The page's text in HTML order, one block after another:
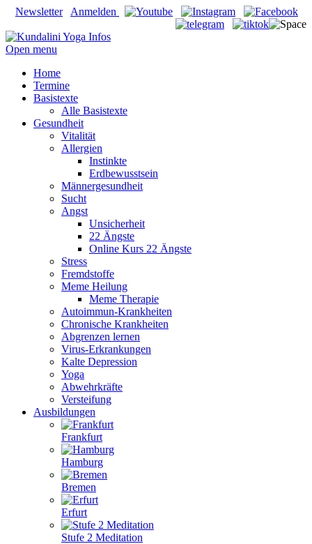
Newsletter Anmelden
Open menu
Home
Termine
Basistexte
Alle Basistexte
Gesundheit
Vitalität
Allergien
Instinkte
Erdbewusstsein
Männergesundheit
Sucht
Angst
Unsicherheit
22 Ängste
Online Kurs 22 Ängste
Stress
Fremdstoffe
Meme Heilung
Meme Therapie
Autoimmun-Krankheiten
Chronische Krankheiten
Abgrenzen lernen
Virus-Erkrankungen
Kalte Depression
Yoga
Abwehrkräfte
Versteifung
Ausbildungen
Frankfurt
Hamburg
Bremen
Erfurt
Stufe 2 Meditation